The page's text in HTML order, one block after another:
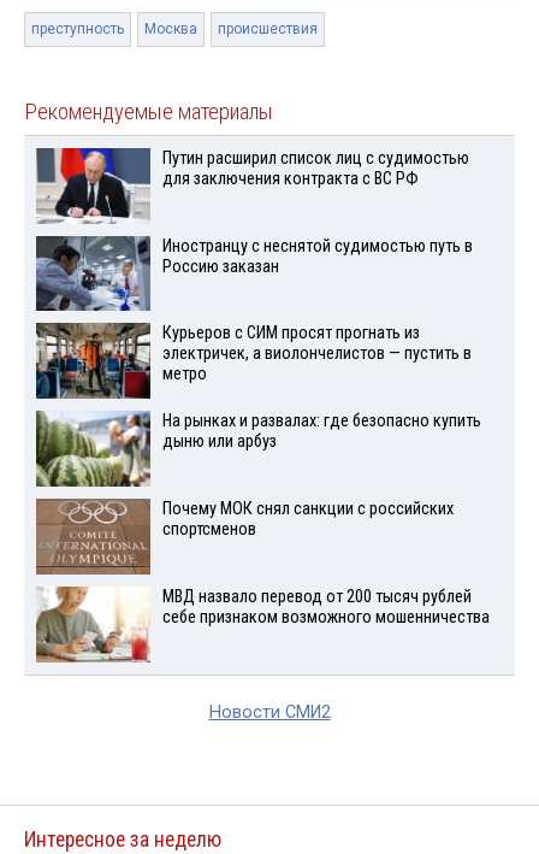
преступность Москва происшествия
Рекомендуемые материалы
Путин расширил список лиц с судимостью
для заключения контракта с ВС РФ
Иностранцу с неснятой судимостью путь в
Россию заказан
Курьеров с СИМ просят прогнать из
электричек, а виолончелистов — пустить в
метро
На рынках и развалах: где безопасно купить
дыню или арбуз
Почему МОК снял санкции с российских
спортсменов
МВД назвало перевод от 200 тысяч рублей
себе признаком возможного мошенничества
Новости СМИ2
Интересное за неделю